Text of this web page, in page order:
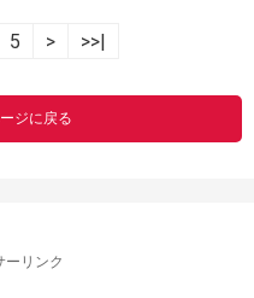
5 > >>|
ジに戻る
ーリンク